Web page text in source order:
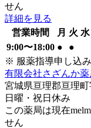
せん
詳細を見る
営業時間
月 火 水
9:00〜18:00 ● ●
※ 服薬指導申し込
有限会社さざんか薬
宮城県亘理郡亘理
日曜・祝日 休み
この薬局は現在
せん